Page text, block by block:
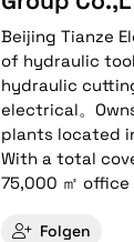
Beijing Tianze
of hydraulic
hydraulic
electrical。
plants located
With a total
75,000 ㎡
Folgen